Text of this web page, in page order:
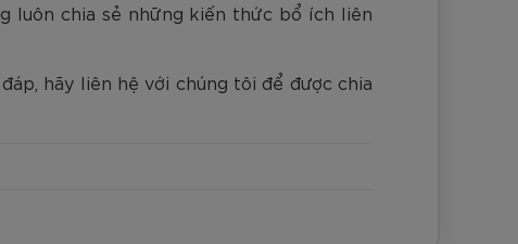
luôn chia sẻ những kiến thức bổ ích liên
hãy liên hệ với chúng tôi để được chia